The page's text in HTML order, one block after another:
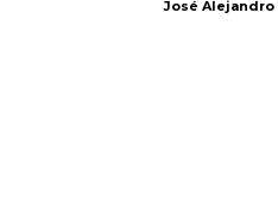
José Alejandro